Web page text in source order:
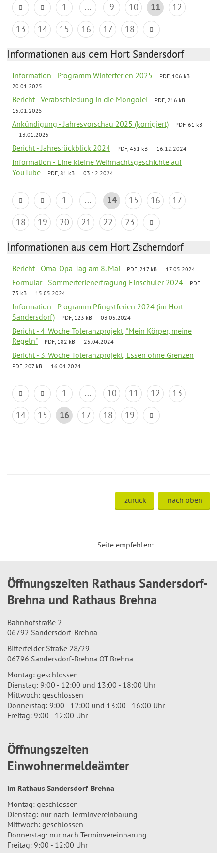
1 ... 9 10 11
12
13
14 15 16 17 18
Informationen aus dem Hort Sandersdorf
Information - Programm Winterferien 2025
PDF, 106 kB
20.01.2025
Bericht - Verabschiedung in die Mongolei
PDF, 216 kB
15.01.2025
Ankündigung - Jahresvorschau 2025 (korrigiert)
PDF, 61 kB
13.01.2025
Bericht - Jahresrückblick 2024 PDF, 451 kB 16.12.2024
Information - Eine kleine Weihnachtsgeschichte auf
YouTube
PDF, 81 kB 03.12.2024
1 ... 14 15 16
17
18
19 20 21 22 23
Informationen aus dem Hort Zscherndorf
Bericht - Oma-Opa-Tag am 8. Mai PDF, 217 kB 17.05.2024
Formular - Sommerferienerfragung Einschüler 2024
PDF,
73 kB
15.05.2024
Information - Programm Pfingstferien 2024 (im Hort
Sandersdorf)
PDF, 123 kB 03.05.2024
Bericht - 4. Woche Toleranzprojekt, "Mein Körper, meine
Regeln"
PDF, 182 kB 25.04.2024
Bericht - 3. Woche Toleranzprojekt, Essen ohne Grenzen
PDF, 207 kB 16.04.2024
1 ... 10 11 12
13
14
15 16 17 18 19
zurück nach oben
Seite empfehlen:
Öffnungszeiten Rathaus Sandersdorf-
Brehna und Rathaus Brehna
Bahnhofstraße 2
06792 Sandersdorf-Brehna
Bitterfelder Straße 28/29
06796 Sandersdorf-Brehna OT Brehna
Montag: geschlossen
Dienstag: 9:00 - 12:00 und 13:00 - 18:00 Uhr
Mittwoch: geschlossen
Donnerstag: 9:00 - 12:00 und 13:00 - 16:00 Uhr
Freitag: 9:00 - 12:00 Uhr
Öffnungszeiten
Einwohnermeldeämter
im Rathaus Sandersdorf-Brehna
Montag: geschlossen
Dienstag: nur nach Terminvereinbarung
Mittwoch: geschlossen
Donnerstag: nur nach Terminvereinbarung
Freitag: 9:00 - 12:00 Uhr